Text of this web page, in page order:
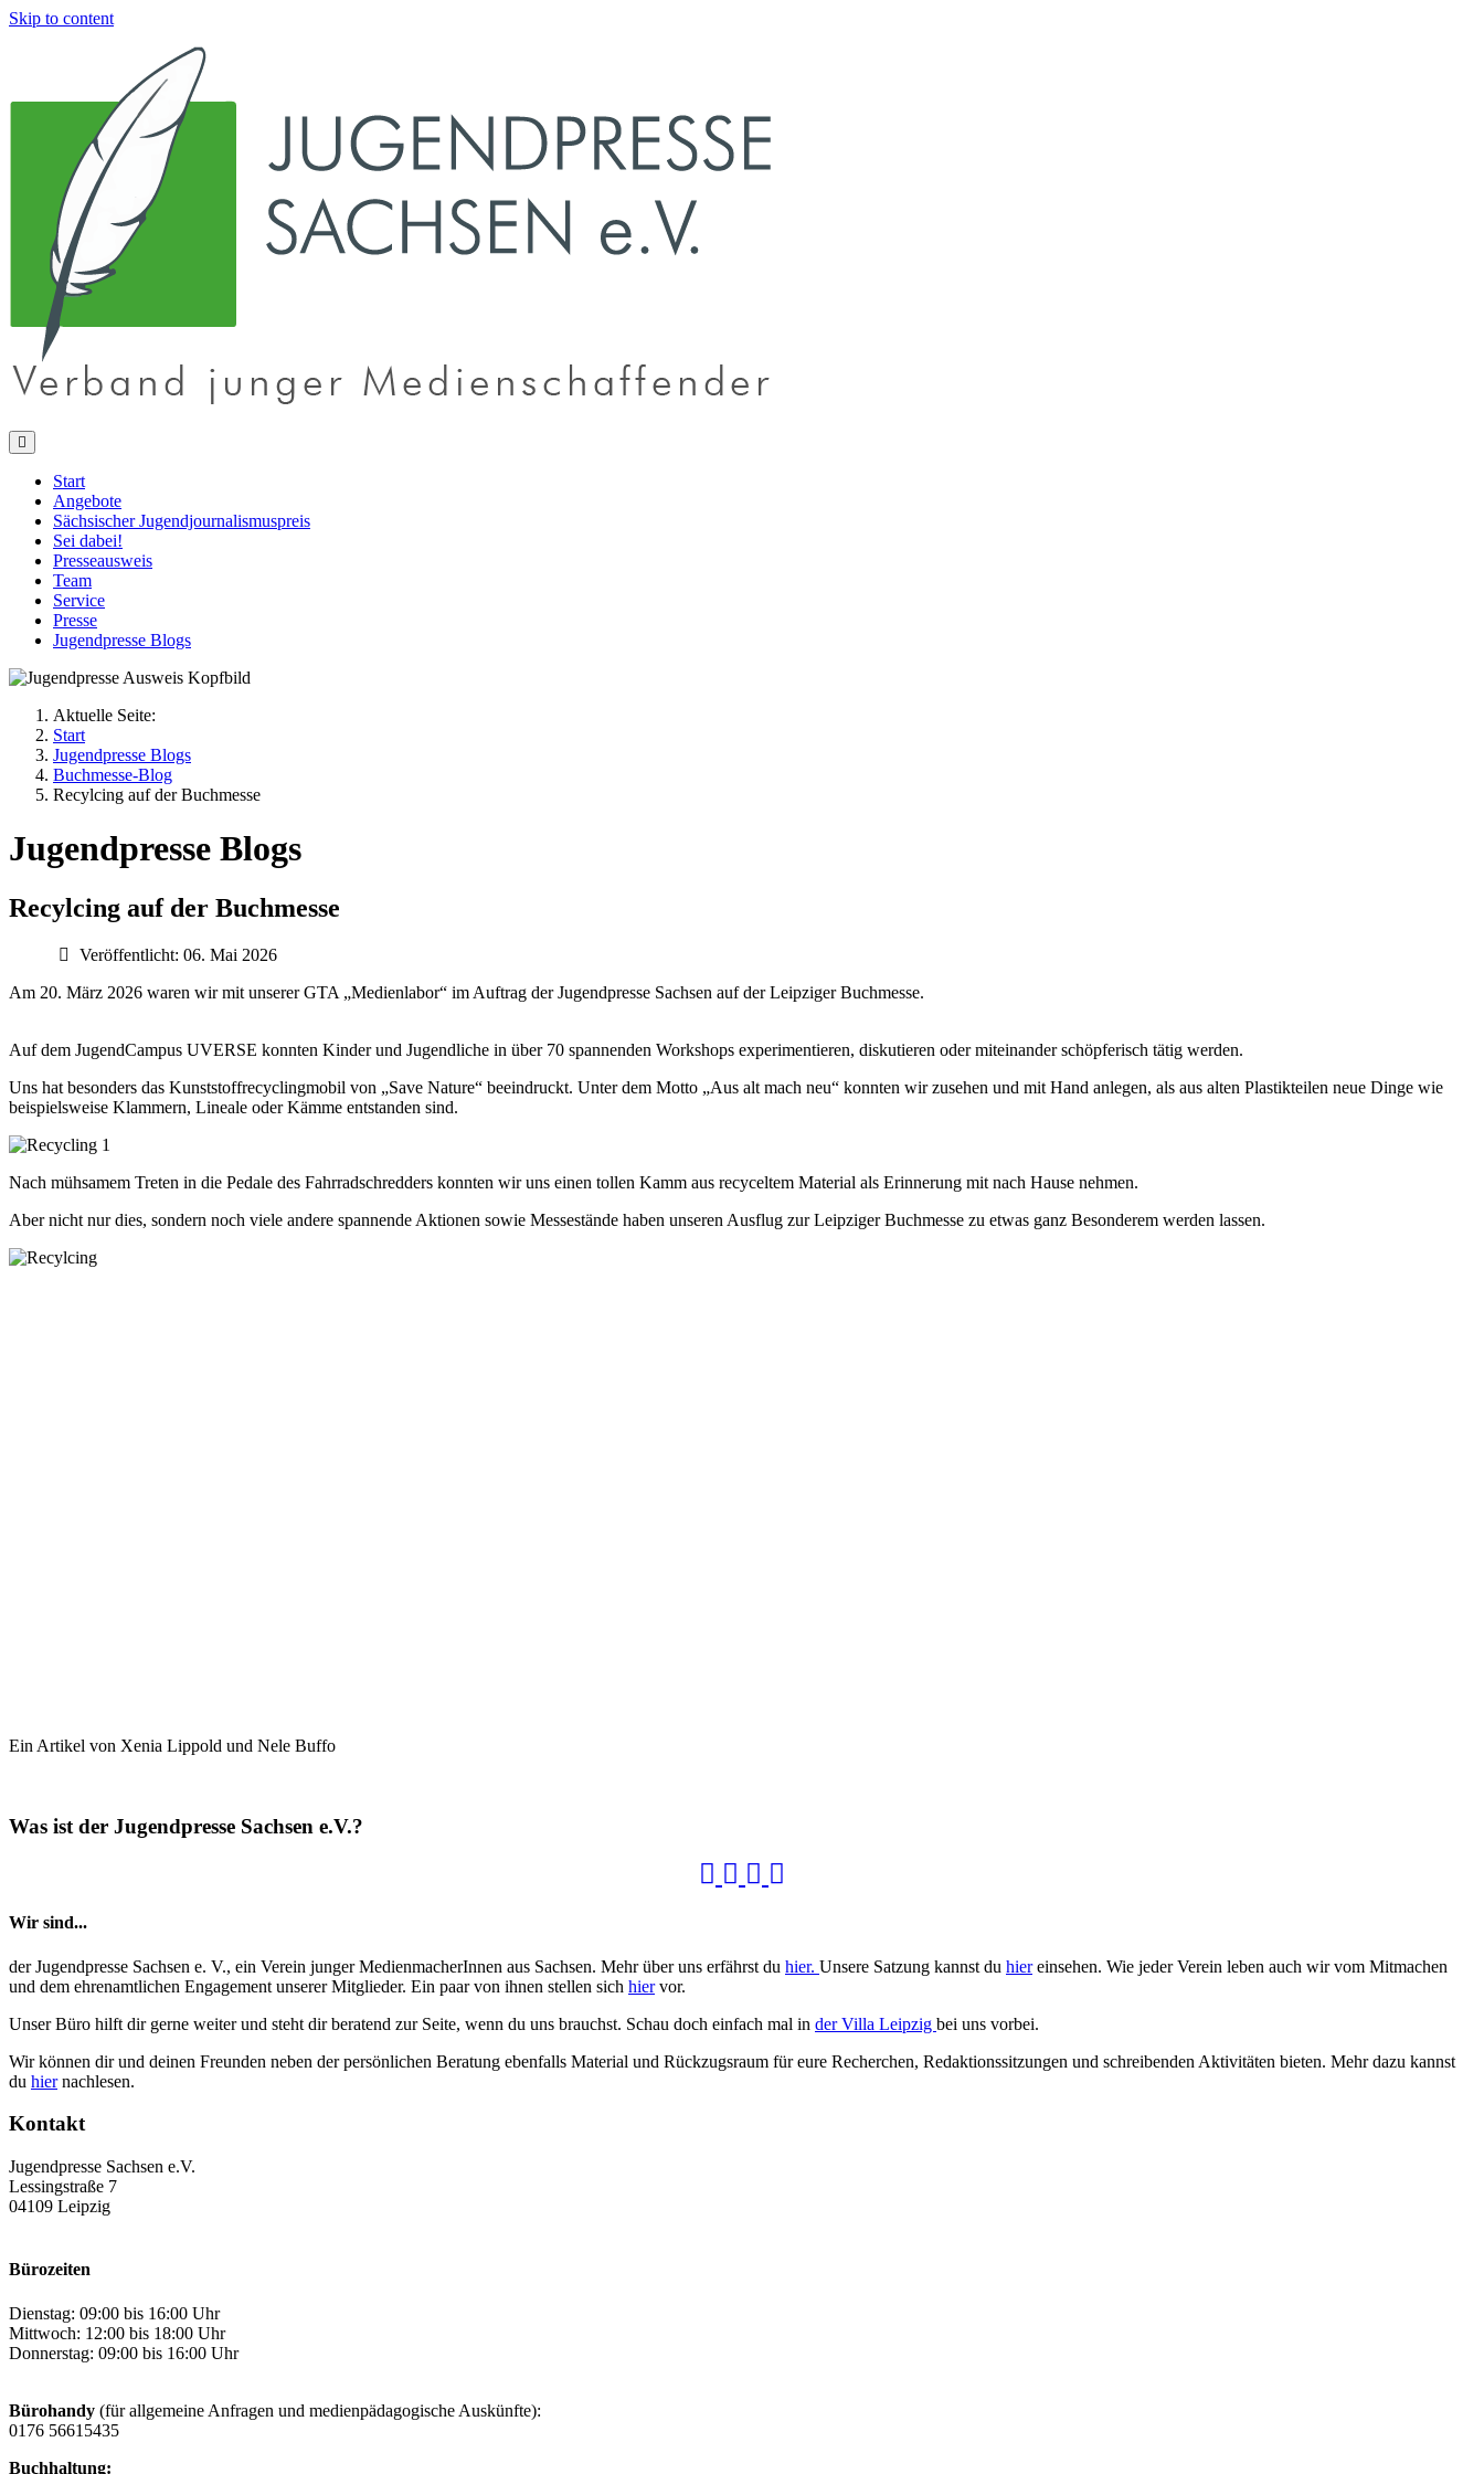
Skip to content
Start
Angebote
Sächsischer Jugendjournalismuspreis
Sei dabei!
Presseausweis
Team
Service
Presse
Jugendpresse Blogs
Aktuelle Seite:
Start
Jugendpresse Blogs
Buchmesse-Blog
Recylcing auf der Buchmesse
Jugendpresse Blogs
Recylcing auf der Buchmesse
Veröffentlicht: 06. Mai 2026
Am 20. März 2026 waren wir mit unserer GTA „Medienlabor“ im Auftrag der Jugendpresse Sachsen auf der Leipziger Buchmesse.
Auf dem JugendCampus UVERSE konnten Kinder und Jugendliche in über 70 spannenden Workshops experimentieren, diskutieren oder miteinander schöpferisch tätig werden.
Uns hat besonders das Kunststoffrecyclingmobil von „Save Nature“ beeindruckt. Unter dem Motto „Aus alt mach neu“ konnten wir zusehen und mit Hand anlegen, als aus alten Plastikteilen neue Dinge wie
beispielsweise Klammern, Lineale oder Kämme entstanden sind.
Nach mühsamem Treten in die Pedale des Fahrradschredders konnten wir uns einen tollen Kamm aus recyceltem Material als Erinnerung mit nach Hause nehmen.
Aber nicht nur dies, sondern noch viele andere spannende Aktionen sowie Messestände haben unseren Ausflug zur Leipziger Buchmesse zu etwas ganz Besonderem werden lassen.
Ein Artikel von Xenia Lippold und Nele Buffo
Was ist der Jugendpresse Sachsen e.V.?
Wir sind...
der Jugendpresse Sachsen e. V., ein Verein junger MedienmacherInnen aus Sachsen. Mehr über uns erfährst du hier. Unsere Satzung kannst du hiereinsehen. Wie jeder Verein leben auch wir vom Mitmachen
und dem ehrenamtlichen Engagement unserer Mitglieder. Ein paar von ihnen stellen sich hiervor.
Unser Büro hilft dir gerne weiter und steht dir beratend zur Seite, wenn du uns brauchst. Schau doch einfach mal in der Villa Leipzig bei uns vorbei.
Wir können dir und deinen Freunden neben der persönlichen Beratung ebenfalls Material und Rückzugsraum für eure Recherchen, Redaktionssitzungen und schreibenden Aktivitäten bieten. Mehr dazu kannst
du hiernachlesen.
Kontakt
Jugendpresse Sachsen e.V.
Lessingstraße 7
04109 Leipzig
Bürozeiten
Dienstag: 09:00 bis 16:00 Uhr
Mittwoch: 12:00 bis 18:00 Uhr
Donnerstag: 09:00 bis 16:00 Uhr
Bürohandy (für allgemeine Anfragen und medienpädagogische Auskünfte):
0176 56615435
Buchhaltung: